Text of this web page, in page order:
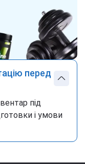
перед
під
і умови